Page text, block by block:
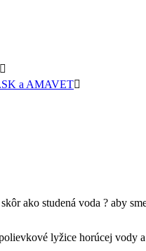
a AMAVET
ako studená voda ? aby
lyžice horúcej vody